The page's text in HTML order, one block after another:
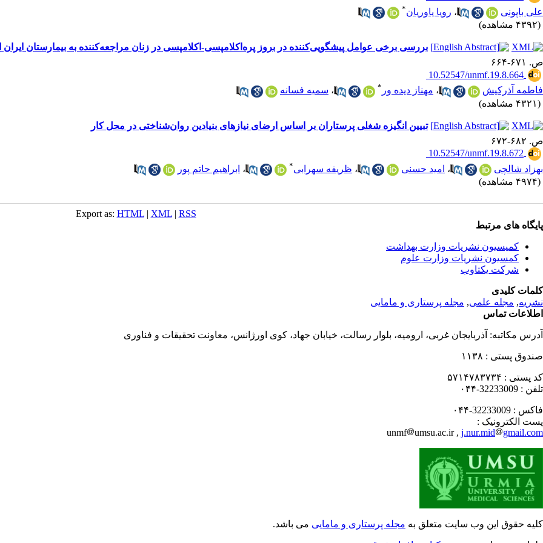
علی باپونی
، رویا یاوریان*
(۴۳۹۲ مشاهده)
بررسی برخی عوامل پیشگویی‌کننده در بروز پره‌اکلامپسی-اکلامپسی در زنان مراجعه‌کننده به بیمارستان ایران
ص. ۶۷۱-۶۶۴
‎ 10.52547/unmf.19.8.664
فاطمه آذرکیش
، مهناز دیده ور * ، سمیه فسانه
(۴۳۲۱ مشاهده)
تبیین انگیزه شغلی پرستاران بر اساس ارضای نیازهای بنیادین روان‌شناختی در محل کار
ص. ۶۸۲-۶۷۲
‎ 10.52547/unmf.19.8.672
بهزاد شالچی
، امید حسنی ، ظریفه سهرابی* ، ابراهیم حاتم پور
(۴۹۷۴ مشاهده)
Export as: HTML| XML| RSS
پایگاه های مرتبط
کمیسیون نشریات وزارت بهداشت
کمسیون نشریات وزارت علوم
شرکت یکتاوب
کلمات کلیدی
نشریه, مجله علمی, مجله پرستاری و مامایی
اطلاعات تماس
آدرس مکاتبه: آذربایجان غربی، ارومیه، بلوار رسالت، خیابان جهاد، کوی اورژانس، معاونت تحقیقات و فناوری
صندوق پستی : ۱۱۳۸
کد پستی : ۵۷۱۴۷۸۳۷۳۴
تلفن : 32233009-۰۴۴
فاکس : 32233009-۰۴۴
پست الکترونیک :
unmf
umsu.ac.ir , j.nur.mid gmail.com
کلیه حقوق این وب سایت متعلق به مجله پرستاری و مامایی می باشد.